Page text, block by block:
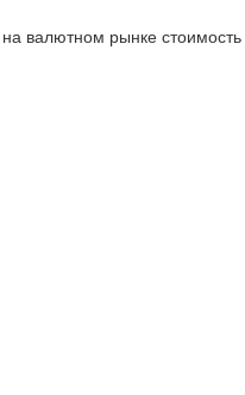
валютном рынке